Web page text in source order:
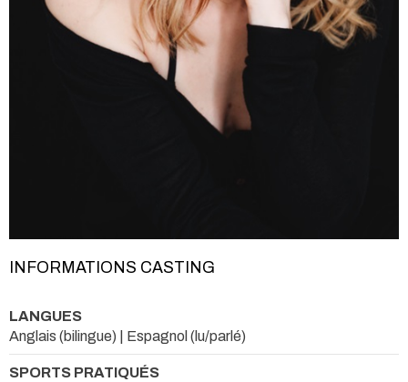
INFORMATIONS CASTING
LANGUES
Anglais (bilingue) | Espagnol (lu/parlé)
SPORTS PRATIQUÉS